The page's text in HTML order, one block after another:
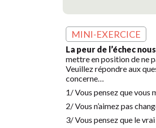
MINI-EXERCICE
La peur de l’échec
mettre en position de ne
Veuillez répondre aux
concerne…
1/ Vous pensez que vous
2/ Vous n’aimez pas
3/ Vous pensez que le